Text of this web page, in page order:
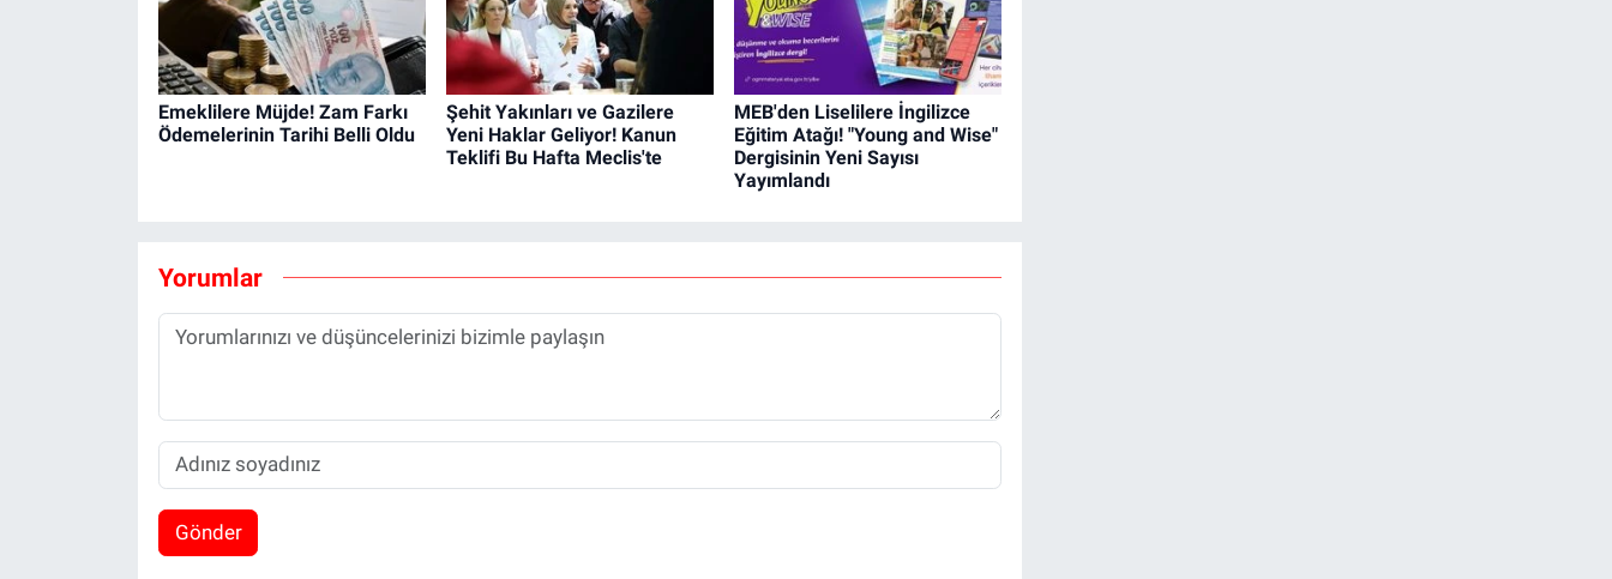
Emeklilere Müjde! Zam Farkı
Ödemelerinin Tarihi Belli Oldu
Şehit Yakınları ve Gazilere
Yeni Haklar Geliyor! Kanun
Teklifi Bu Hafta Meclis'te
MEB'den Liselilere İngilizce
Eğitim Atağı! "Young and Wise"
Dergisinin Yeni Sayısı
Yayımlandı
Yorumlar
Gönder